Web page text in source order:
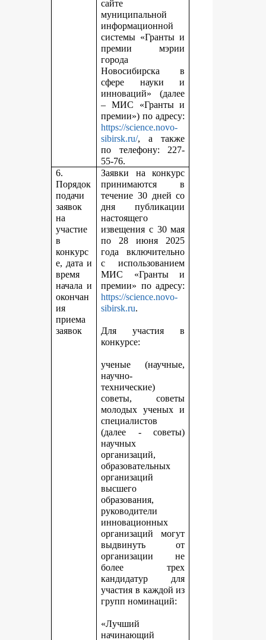
сайте
муниципальной
информационной
системы «Гранты и
премии мэрии
города
Новосибирска в
сфере науки и
инноваций» (далее
– МИС «Гранты и
премии») по адресу:
https://science.novo-
sibirsk.ru/, а также
по телефону: 227-
55-76.
6.
Порядок
подачи
заявок
на
участие
в
конкурс
е, дата и
время
начала и
окончан
ия
приема
заявок
Заявки на конкурс
принимаются в
течение 30 дней со
дня публикации
настоящего
извещения с 30 мая
по 28 июня 2025
года включительно
с использованием
МИС «Гранты и
премии» по адресу:
https://science.novo-
sibirsk.ru.
Для участия в
конкурсе:
ученые (научные,
научно-
технические)
советы, советы
молодых ученых и
специалистов
(далее - советы)
научных
организаций,
образовательных
организаций
высшего
образования,
руководители
инновационных
организаций могут
выдвинуть от
организации не
более трех
кандидатур для
участия в каждой из
групп номинаций:
«Лучший
начинающий